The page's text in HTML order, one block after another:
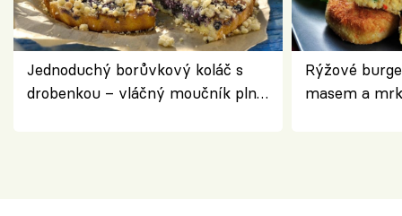
Jednoduchý borůvkový koláč s
drobenkou – vláčný moučník plný
Rýžové
masem a